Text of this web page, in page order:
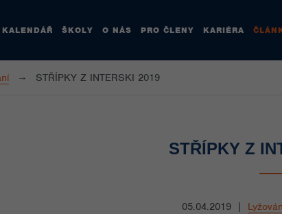
KALENDÁŘ ŠKOLY O NÁS PRO ČLENY KARIÉRA
STŘÍPKY Z INTERSKI 2019
STŘÍPKY Z
05.04.2019 |